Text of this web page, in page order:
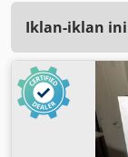
Iklan-iklan